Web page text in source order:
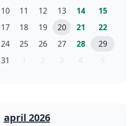
10 11 12 13 14 15
17 18 19 20 21 22
24 25 26 27 28 29
31
april 2026